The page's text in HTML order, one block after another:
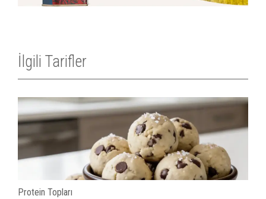
İlgili Tarifler
Protein Topları